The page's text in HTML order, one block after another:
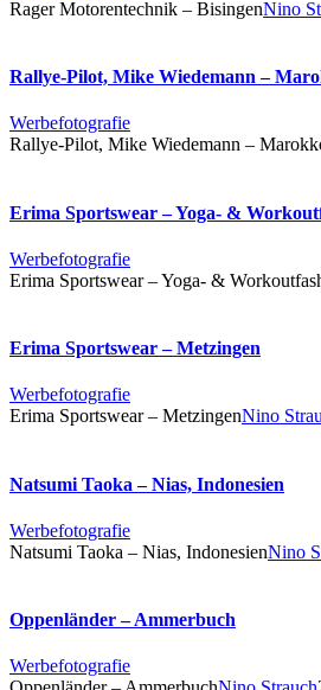
Rager Motorentechnik – BisingenNino
Rallye-Pilot, Mike Wiedemann –
Werbefotografie
Rallye-Pilot, Mike Wiedemann –
Erima Sportswear – Yoga- &
Werbefotografie
Erima Sportswear – Yoga- &
Erima Sportswear – Metzingen
Werbefotografie
Erima Sportswear – MetzingenNino
Natsumi Taoka – Nias, Indonesien
Werbefotografie
Natsumi Taoka – Nias, IndonesienNino
Oppenländer – Ammerbuch
Werbefotografie